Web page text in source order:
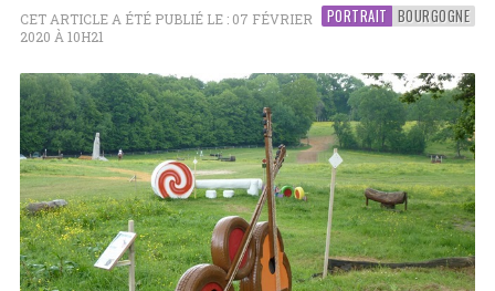
PORTRAIT BOURGOGNE
CET ARTICLE A ÉTÉ PUBLIÉ LE : 07 FÉVRIER
2020 À 10H21